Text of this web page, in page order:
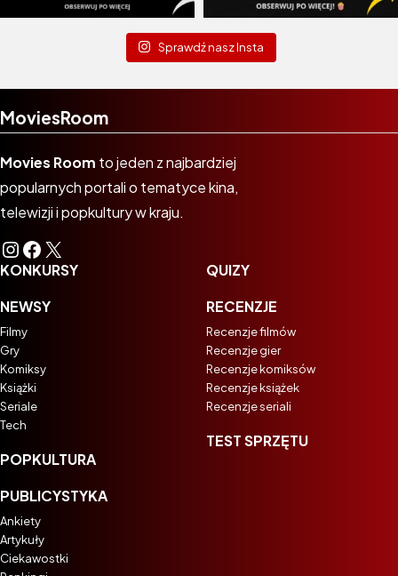
Sprawdź nasz Insta
MoviesRoom
Movies Room to jeden z najbardziej
popularnych portali o tematyce kina,
telewizji i popkultury w kraju.
Instagram
Facebook
X
KONKURSY
NEWSY
Filmy
Gry
Komiksy
Książki
Seriale
Tech
POPKULTURA
PUBLICYSTYKA
Ankiety
Artykuły
Ciekawostki
QUIZY
RECENZJE
Recenzje filmów
Recenzje gier
Recenzje komiksów
Recenzje książek
Recenzje seriali
TEST SPRZĘTU